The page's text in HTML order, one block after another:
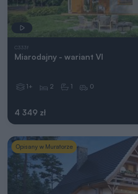
C333f
Miarodajny - wariant VI
4 349 zł
1+ 2 1 0
Opisany w Muratorze